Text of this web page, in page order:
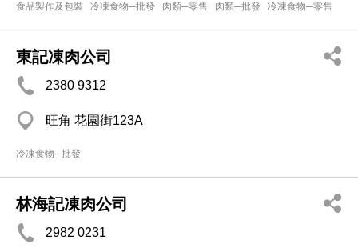
食品製作及包裝 冷凍食物─批發 肉類─零售 肉類─批發 冷凍食物─零售
東記凍肉公司
2380 9312
旺角 花園街123A
冷凍食物─批發
林海記凍肉公司
2982 0231